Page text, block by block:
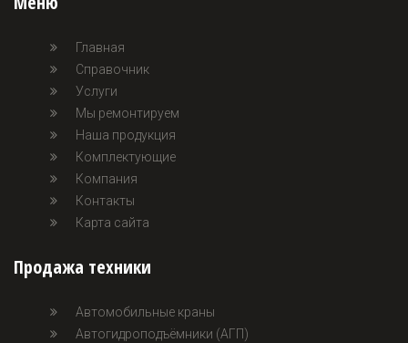
Главная
Справочник
Услуги
Мы ремонтируем
Наша продукция
Комплектующие
Компания
Контакты
Карта сайта
Продажа техники
Автомобильные краны
Автогидроподъёмники (АГП)